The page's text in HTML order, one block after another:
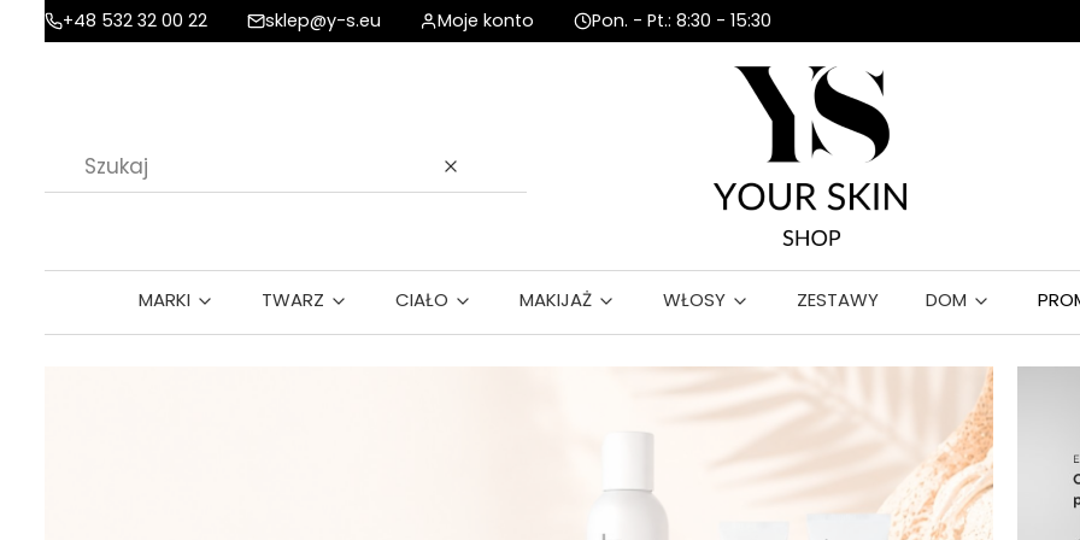
+48 532 32 00 22 sklep@y-s.eu Moje konto Pon. - Pt.: 8:30 - 15:30
Wyczyść
MARKI TWARZ CIAŁO MAKIJAŻ WŁOSY ZESTAWY DOM